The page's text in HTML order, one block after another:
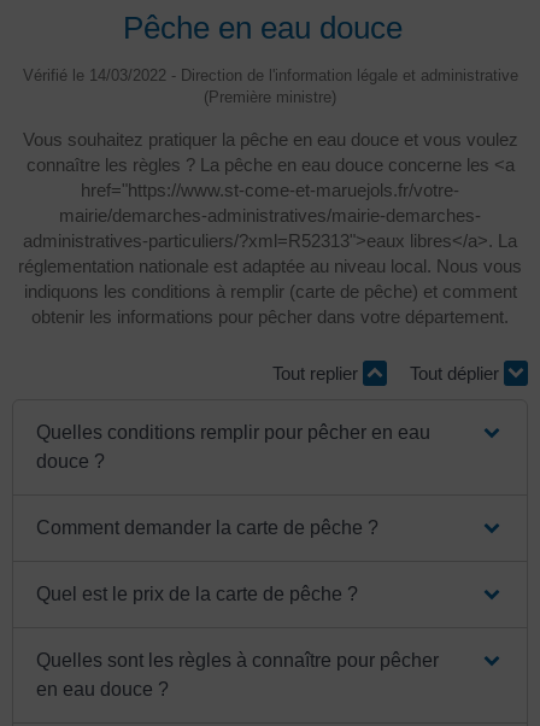
Pêche en eau douce
Vérifié le 14/03/2022 - Direction de l'information légale et administrative
(Première ministre)
Vous souhaitez pratiquer la pêche en eau douce et vous voulez
connaître les règles ? La pêche en eau douce concerne les <a
href="https://www.st-come-et-maruejols.fr/votre-
mairie/demarches-administratives/mairie-demarches-
administratives-particuliers/?xml=R52313">eaux libres</a>. La
réglementation nationale est adaptée au niveau local. Nous vous
indiquons les conditions à remplir (carte de pêche) et comment
obtenir les informations pour pêcher dans votre département.
Tout replier Tout déplier
Quelles conditions remplir pour pêcher en eau
douce ?
Comment demander la carte de pêche ?
Quel est le prix de la carte de pêche ?
Quelles sont les règles à connaître pour pêcher
en eau douce ?